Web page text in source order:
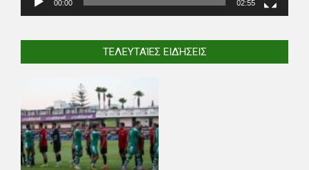
00:00 02:55
ΤΕΛΕΥΤΑΊΕΣ ΕΙΔΉΣΕΙΣ